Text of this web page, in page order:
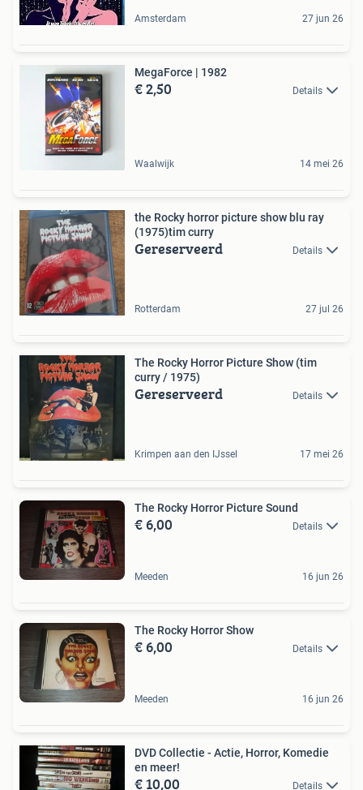
Amsterdam 27 jun 26
MegaForce | 1982
€ 2,50 Details
Waalwijk 14 mei 26
the Rocky horror picture show blu ray
(1975)tim curry
Gereserveerd Details
Rotterdam 27 jul 26
The Rocky Horror Picture Show (tim
curry / 1975)
Gereserveerd Details
Krimpen aan den IJssel 17 mei 26
The Rocky Horror Picture Sound
€ 6,00 Details
Meeden 16 jun 26
The Rocky Horror Show
€ 6,00 Details
Meeden 16 jun 26
DVD Collectie - Actie, Horror, Komedie
en meer!
€ 10,00 Details